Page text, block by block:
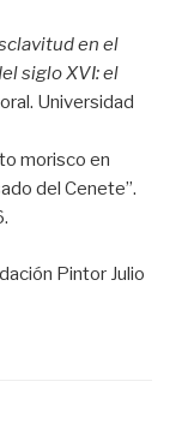
en el
siglo XVI: el
Universidad
morisco en
del Cenete”.
Pintor Julio